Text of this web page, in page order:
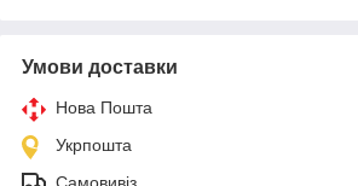
Умови доставки
Нова Пошта
Укрпошта